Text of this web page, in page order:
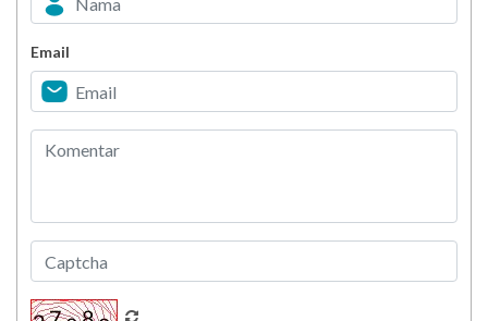
Berani Selesaikan Challenge 6.000 Langkah?
Email